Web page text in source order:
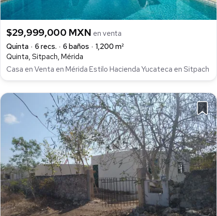
$29,999,000 MXN en venta
Quinta
6 recs. 6 baños
1,200 m²
Quinta, Sitpach, Mérida
Casa en Venta en Mérida Estilo Hacienda Yucateca en Sitpach